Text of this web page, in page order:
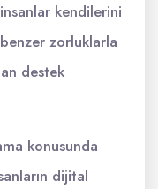
kendilerini
zorluklarla
destek
konusunda
dijital